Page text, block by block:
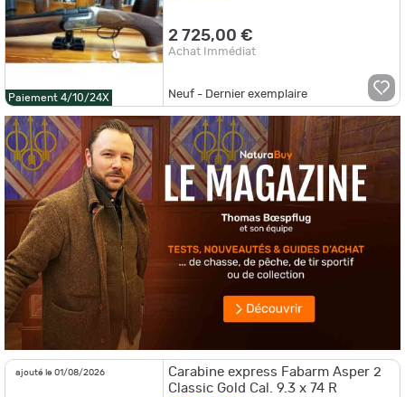
Paiement 4/10/24X
2 725,00 €
Achat Immédiat
Neuf - Dernier exemplaire
ajouté le 01/08/2026
Carabine express Fabarm Asper 2
Classic Gold Cal. 9.3 x 74 R